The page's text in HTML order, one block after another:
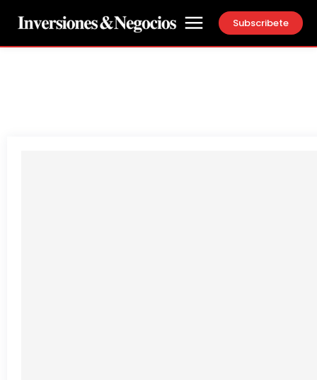
Subscribete